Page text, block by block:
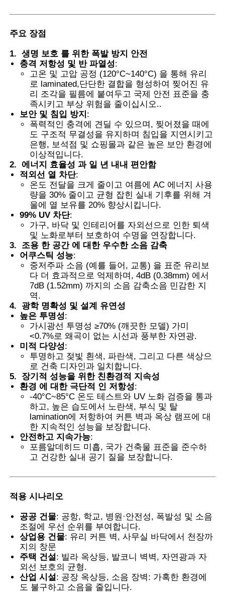
뉴스
모든 케이스
견적 요청
자동차 도료 보호막
스마트 PDLC 필름
클리어 나노 세라믹 틴트
광색 필름
자동차 창문 색
스마트 pdlc 유리
PNLC 필름
접합 유리 PVB 중간막
변색 PVB 필름
주요 장점
1. 생명 보호 를 위한 폭발 방지 안전
충격 저항성 및 반 파열성:
고온 및 고압 공정 (120°C~140°C) 을 통해 유리
로 laminated,단단한 결합을 형성하여 찢어진 유
리 조각을 필름에 붙여두고 국제 안전 표준을 충
족시키고 부상 위험을 줄이십시오..
보안 및 침입 방지 :
폭력적인 충격에 견딜 수 있으며, 찢어졌을 때에
도 구조적 무결성을 유지하며 침입을 지연시키고
은행, 보석점 및 쇼핑몰과 같은 높은 보안 환경에
이상적입니다.
2.
에너지 효율성 과 일 년 내내 편안함
적외선 열 차단:
온도 전달을 크게 줄이고 여름에 AC 에너지 사용
량을 30% 줄이고 균형 잡힌 실내 기후를 위해 겨
울에 열 보유를 20% 향상시킵니다.
99% UV 차단:
가구, 바닥 및 인테리어를 자외선으로 인한 퇴색
및 노화로부터 보호하여 수명을 연장합니다.
3.
조용 한 공간 에 대한 우수한 소음 감축
어쿠스틱 성능:
중저주파 소음 (예를 들어, 교통) 을 표준 유리보
다 더 효과적으로 억제하며, 4dB (0.38mm) 에서
7dB (1.52mm) 까지의 소음 감축소음 민감한 지
역.
4.
광학 명확성 및 설계 유연성
높은 투명성:
가시광선 투명성 ≥70% (깨끗한 모델) 가미
<0.7%로 왜곡이 없는 시선과 풍부한 자연광.
미적 다양성:
투명하고 젖빛 흰색, 파란색, 그리고 다른 색상으
로 건축 디자인과 일치합니다.
5.
장기적 성능을 위한 친환경적 지속성
환경 에 대한 극단적 인 저항성:
-40°C~85°C 온도 테스트와 UV 노화 검증을 통과
하고, 높은 습도에서 노란색, 부식 및 탈
lamination에 저항하여 커튼 벽과 옥상 램프에 대
한 지속적인 성능을 보장합니다.
안전하고 지속가능:
포름알데히드 미흡, 국가 건축물 표준을 준수하
고 건강한 실내 공기 질을 보장합니다.
적용 시나리오
공공 건물: 공항, 학교, 병원·안전성, 폭발성 및 소음
조절에 우선 순위를 부여합니다.
상업용 건물: 유리 커튼 벽, 사무실 바닥에서 천장까
지의 창문
주택 건설: 빌라 옥상등, 발코니 벽벽, 자연광과 자
외선 보호의 균형.
산업 시설: 공장 옥상등, 소음 장벽: 가혹한 환경에
도 불구하고 소음을 줄입니다.